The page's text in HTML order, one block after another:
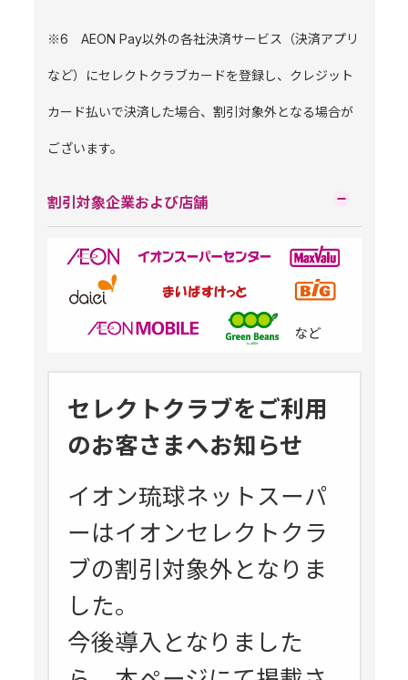
※6 AEON Pay以外の各社決済サービス（決済アプリ
など）にセレクトクラブカードを登録し、クレジット
カード払いで決済した場合、割引対象外となる場合が
ございます。
割引対象企業および店舗
セレクトクラブをご利用
のお客さまへお知らせ
イオン琉球ネットスーパ
ーはイオンセレクトクラ
ブの割引対象外となりま
した。
今後導入となりました